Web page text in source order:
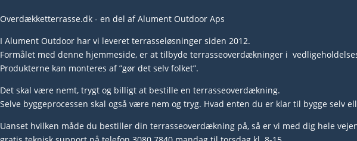
Overdækketterrasse.dk - en del af Alument Outdoor Aps
I Alument Outdoor har vi leveret terrasseløsninger siden 2012.
Formålet med denne hjemmeside, er at tilbyde terrasseoverdækninger i
Produkterne kan monteres af ”gør det selv folket”.
Det skal være nemt, trygt og billigt at bestille en terrasseoverdækning.
Selve byggeprocessen skal også være nem og tryg. Hvad enten du er klar til bygge selv
Uanset hvilken måde du bestiller din terrasseoverdækning på, så er vi med dig hele